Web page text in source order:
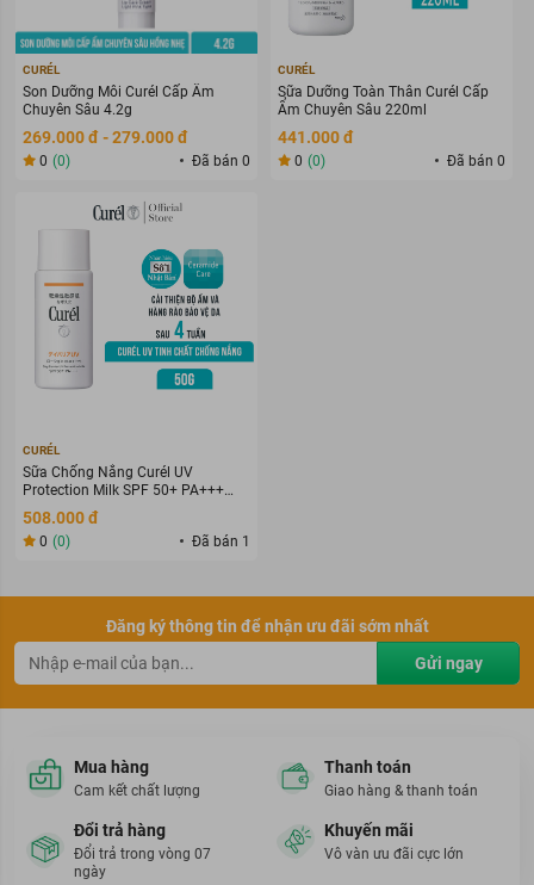
CURÉL
Son Dưỡng Môi Curél Cấp Ẩm
Chuyên Sâu 4.2g
269.000 đ - 279.000 đ
0 (0) Đã bán 0
CURÉL
Sữa Dưỡng Toàn Thân Curél Cấp
Ẩm Chuyên Sâu 220ml
441.000 đ
0 (0) Đã bán 0
CURÉL
Sữa Chống Nắng Curél UV
Protection Milk SPF 50+ PA+++
60ml
508.000 đ
0 (0) Đã bán 1
Đăng ký thông tin để nhận ưu đãi sớm nhất
Gửi ngay
Mua hàng
Cam kết chất lượng
Thanh toán
Giao hàng & thanh toán
Đổi trả hàng
Đổi trả trong vòng 07
ngày
Khuyến mãi
Vô vàn ưu đãi cực lớn